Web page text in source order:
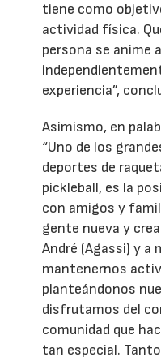
tiene como
actividad física.
persona se anime
experiencia”,
Asimismo, en
“Uno de los
deportes de
pickleball, es la
con amigos y
gente nueva y
André (Agassi) y a
mantenernos
planteándonos
disfrutamos del
comunidad que
tan especial.